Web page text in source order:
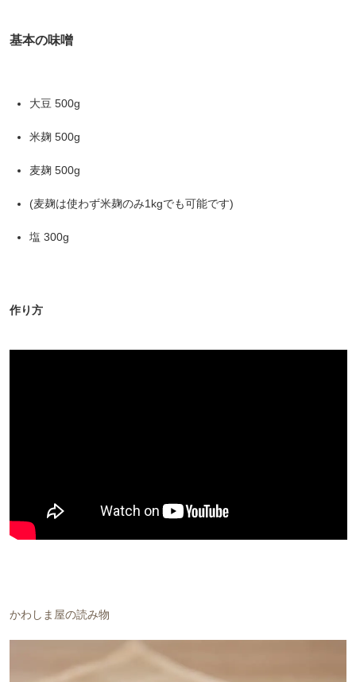
基本の味噌
大豆 500g
米麹 500g
麦麹 500g
(麦麹は使わず米麹のみ1kgでも可能です)
塩 300g
作り方
かわしま屋の読み物